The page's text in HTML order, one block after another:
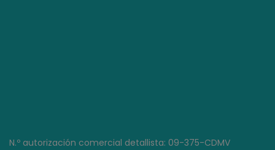
N.º autorización comercial detallista: 09-375-CDMV